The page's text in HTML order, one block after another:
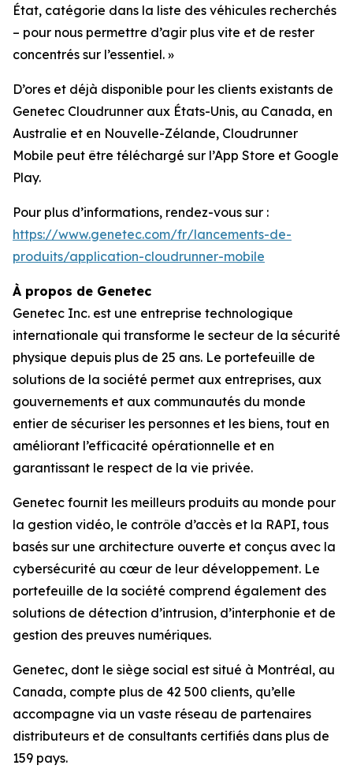
État, catégorie dans la liste des véhicules recherchés
– pour nous permettre d’agir plus vite et de rester
concentrés sur l’essentiel. »
D’ores et déjà disponible pour les clients existants de
Genetec Cloudrunner aux États-Unis, au Canada, en
Australie et en Nouvelle-Zélande, Cloudrunner
Mobile peut être téléchargé sur l’App Store et Google
Play.
Pour plus d’informations, rendez-vous sur :
https://www.genetec.com/fr/lancements-de-
produits/application-cloudrunner-mobile
À propos de Genetec
Genetec Inc. est une entreprise technologique
internationale qui transforme le secteur de la sécurité
physique depuis plus de 25 ans. Le portefeuille de
solutions de la société permet aux entreprises, aux
gouvernements et aux communautés du monde
entier de sécuriser les personnes et les biens, tout en
améliorant l’efficacité opérationnelle et en
garantissant le respect de la vie privée.
Genetec fournit les meilleurs produits au monde pour
la gestion vidéo, le contrôle d’accès et la RAPI, tous
basés sur une architecture ouverte et conçus avec la
cybersécurité au cœur de leur développement. Le
portefeuille de la société comprend également des
solutions de détection d’intrusion, d’interphonie et de
gestion des preuves numériques.
Genetec, dont le siège social est situé à Montréal, au
Canada, compte plus de 42 500 clients, qu’elle
accompagne via un vaste réseau de partenaires
distributeurs et de consultants certifiés dans plus de
159 pays.